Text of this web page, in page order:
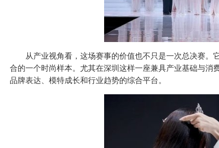
从产业视角看，这场赛事的价值也不只是一次总决赛
合的一个时尚样本。尤其在深圳这样一座兼具产业基础与
品牌表达、模特成长和行业趋势的综合平台。